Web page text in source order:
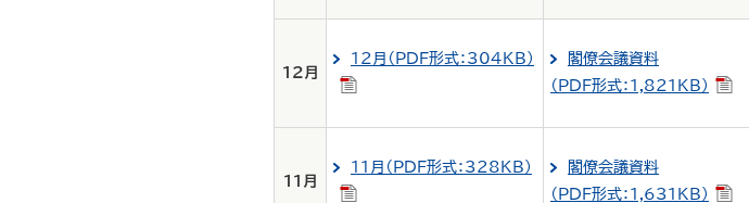
12月
12月（PDF形式：304KB）
閣僚会議資料
（PDF形式：1,821KB）
11月
11月（PDF形式：328KB）
閣僚会議資料
（PDF形式：1,631KB）